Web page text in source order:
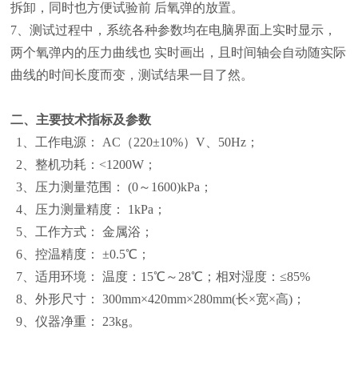
拆卸，同时也方便试验前 后氧弹的放置。
7、测试过程中，系统各种参数均在电脑界面上实时显示，
两个氧弹内的压力曲线也 实时画出，且时间轴会自动随实际
曲线的时间长度而变，测试结果一目了然。
二、主要技术指标及参数
1、工作电源： AC（220±10%）V、50Hz；
2、整机功耗：<1200W；
3、压力测量范围： (0～1600)kPa；
4、压力测量精度： 1kPa；
5、工作方式： 金属浴；
6、控温精度： ±0.5℃；
7、适用环境： 温度：15℃～28℃；相对湿度：≤85%
8、外形尺寸： 300mm×420mm×280mm(长×宽×高)；
9、仪器净重： 23kg。